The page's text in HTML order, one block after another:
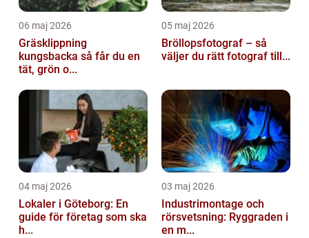
06 maj 2026
Gräsklippning
kungsbacka så får du en
tät, grön o...
05 maj 2026
Bröllopsfotograf – så
väljer du rätt fotograf till...
04 maj 2026
Lokaler i Göteborg: En
guide för företag som ska
h...
03 maj 2026
Industrimontage och
rörsvetsning: Ryggraden i
en m...